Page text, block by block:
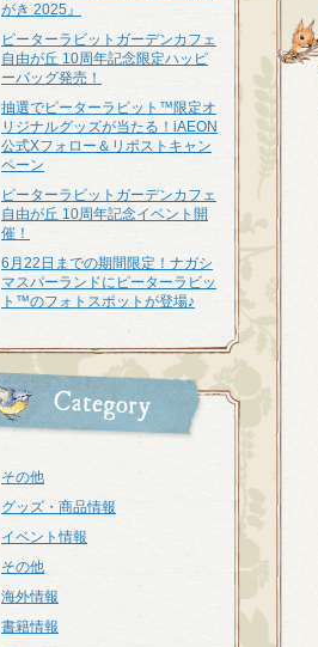
がき 2025』
ピーターラビットガーデンカフェ
自由が丘 10周年記念限定ハッピ
ーバッグ発売！
抽選でピーターラビット™限定オ
リジナルグッズが当たる！iAEON
公式Xフォロー＆リポストキャン
ペーン
ピーターラビットガーデンカフェ
自由が丘 10周年記念イベント開
催！
6月22日までの期間限定！ナガシ
マスパーランドにピーターラビッ
ト™のフォトスポットが登場♪
その他
グッズ・商品情報
イベント情報
その他
海外情報
書籍情報